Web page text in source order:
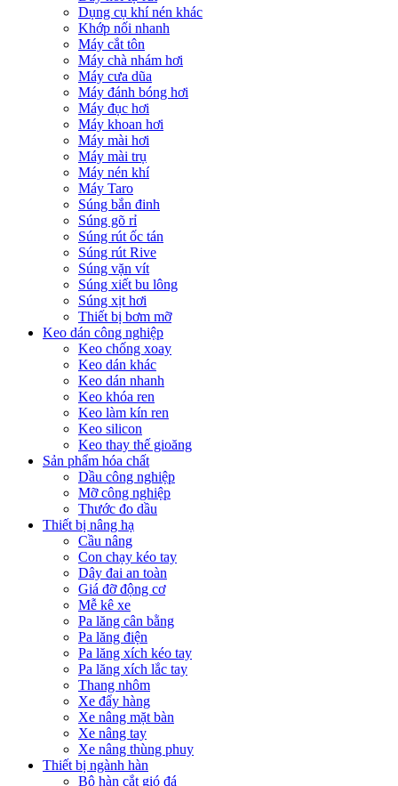
Dụng cụ khí nén khác
Khớp nối nhanh
Máy cắt tôn
Máy chà nhám hơi
Máy cưa dũa
Máy đánh bóng hơi
Máy đục hơi
Máy khoan hơi
Máy mài hơi
Máy mài trụ
Máy nén khí
Máy Taro
Súng bắn đinh
Súng gõ rỉ
Súng rút ốc tán
Súng rút Rive
Súng vặn vít
Súng xiết bu lông
Súng xịt hơi
Thiết bị bơm mỡ
Keo dán công nghiệp
Keo chống xoay
Keo dán khác
Keo dán nhanh
Keo khóa ren
Keo làm kín ren
Keo silicon
Keo thay thế gioăng
Sản phẩm hóa chất
Dầu công nghiệp
Mỡ công nghiệp
Thước đo dầu
Thiết bị nâng hạ
Cầu nâng
Con chạy kéo tay
Dây đai an toàn
Giá đỡ động cơ
Mễ kê xe
Pa lăng cân bằng
Pa lăng điện
Pa lăng xích kéo tay
Pa lăng xích lắc tay
Thang nhôm
Xe đẩy hàng
Xe nâng mặt bàn
Xe nâng tay
Xe nâng thùng phuy
Thiết bị ngành hàn
Bộ hàn cắt gió đá